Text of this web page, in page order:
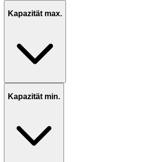
Kapazität max.
Kapazität min.